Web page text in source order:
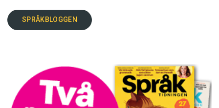
SPRÅKBLOGGEN